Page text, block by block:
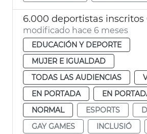
modificado hace 6 meses
EDUCACIÓN Y DEPORTE
MUJER E IGUALDAD
TODAS LAS AUDIENCIAS
EN PORTADA
EN
NORMAL
ESPORTS
GAY GAMES
INCLUSIÓ